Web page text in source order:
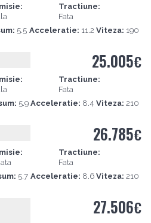
Tractiune:
Fata
5.5 Acceleratie: 11.2 Viteza: 190
Tractiune:
Fata
5.9 Acceleratie: 8.4 Viteza:210
25.005€
Tractiune:
Fata
5.7 Acceleratie: 8.6 Viteza:210
26.785€
27.506€